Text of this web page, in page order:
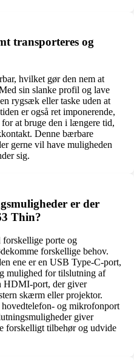
transporteres og
hvilket gør den nem at
sin slanke profil og lave
rygsæk eller taske uden at
er også ret imponerende,
at bruge den i længere tid,
Denne bærbare
gerne vil have muligheden
sig.
er der
Thin?
porte og
forskellige behov.
ene er en USB Type-C-port,
mulighed for tilslutning af
HDMI-port, der giver
skærm eller projektor.
og mikrofonport
giver
forskelligt tilbehør og udvide